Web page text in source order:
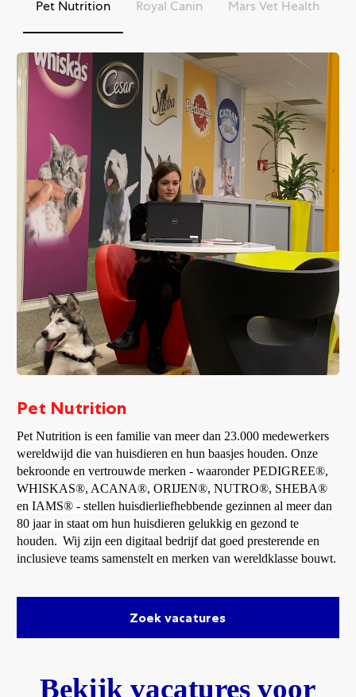
Pet Nutrition Royal Canin Mars Vet Health
Pet Nutrition
Pet Nutrition is een familie van meer dan 23.000 medewerkers
wereldwijd die van huisdieren en hun baasjes houden. Onze
bekroonde en vertrouwde merken - waaronder PEDIGREE®,
WHISKAS®, ACANA®, ORIJEN®, NUTRO®, SHEBA®
en IAMS® - stellen huisdierliefhebbende gezinnen al meer dan
80 jaar in staat om hun huisdieren gelukkig en gezond te
houden. Wij zijn een digitaal bedrijf dat goed presterende en
inclusieve teams samenstelt en merken van wereldklasse bouwt.
Zoek vacatures
Bekijk vacatures voor